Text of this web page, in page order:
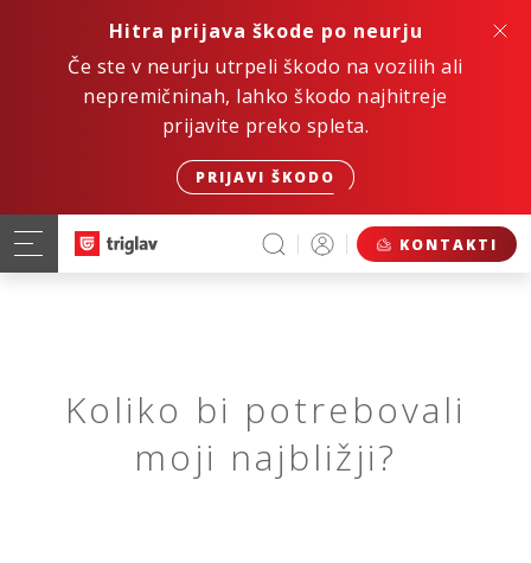
Hitra prijava škode po neurju
Če ste v neurju utrpeli škodo na vozilih ali
nepremičninah, lahko škodo najhitreje
prijavite preko spleta.
PRIJAVI ŠKODO
KONTAKTI
Koliko bi potrebovali
moji najbližji?